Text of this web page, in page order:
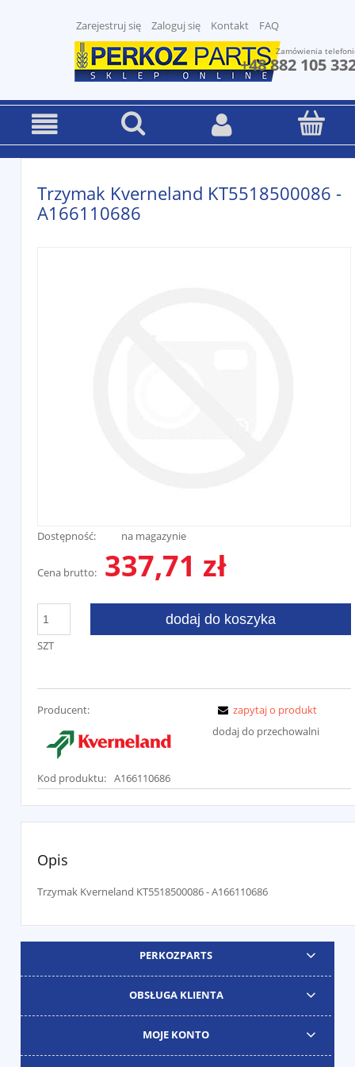
Zarejestruj się Zaloguj się Kontakt FAQ
Zamówienia
+48 882 105
Trzymak Kverneland KT5518500086 -
A166110686
Dostępność: na magazynie
Cena brutto: 337,71 zł
SZT
dodaj do koszyka
Producent:
Kod produktu: A166110686
zapytaj o produkt
dodaj do przechowalni
Opis
Trzymak Kverneland KT5518500086 - A166110686
PERKOZPARTS
OBSŁUGA KLIENTA
MOJE KONTO